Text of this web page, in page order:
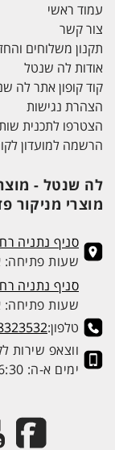
עמוד ראשי
צור קשר
תקנון משלוחים
אודות לה שנטל
קוד קופון אתר לה
הצהרת נגישות
הצטרפו לתכנית
הרשמה למועדון
לה שנטל -
מוצרי מניקור
סניף נתניה
שעות פתיחה: א,ב,ד,ה : 9:00-
סניף נתניה
שעות פתיחה: א,ב,ד,ה : 9:00-
טלפון:
ווצאפ שירות
ימים א-ה: 9:00-16:30